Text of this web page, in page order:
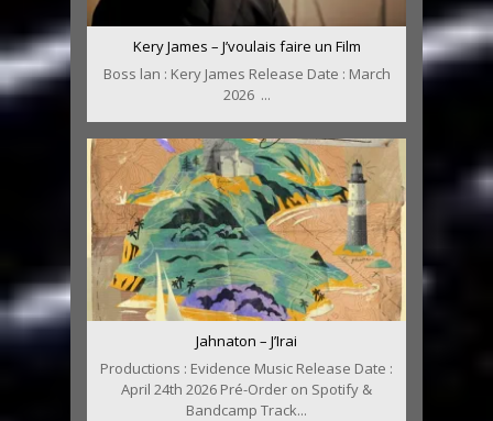
Kery James – J’voulais faire un Film
Boss lan : Kery James Release Date : March
2026 ...
Jahnaton – J’Irai
Productions : Evidence Music Release Date :
April 24th 2026 Pré-Order on Spotify &
Bandcamp Track...